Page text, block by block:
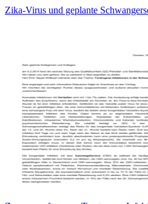
Zika-Virus und geplante